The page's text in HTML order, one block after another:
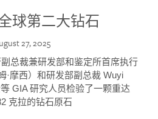
球第二大钻石
27, 2025
总裁兼研发部和鉴定所首席执行
·摩西）和研发部副总裁 Wuyi
GIA 研究人员检验了一颗重达
克拉的钻石原石